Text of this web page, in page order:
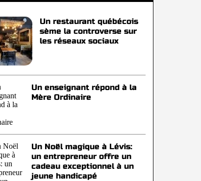
Un restaurant québécois
sème la controverse sur
les réseaux sociaux
Un enseignant répond à la
Mère Ordinaire
Un Noël magique à Lévis:
un entrepreneur offre un
cadeau exceptionnel à un
jeune handicapé